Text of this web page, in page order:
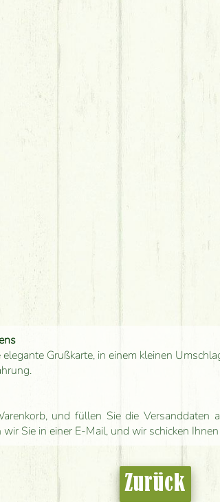
Grußkarte, in einem kleinen
und füllen Sie die Versanddaten
Sie in einer E-Mail, und wir schicken
Zurück